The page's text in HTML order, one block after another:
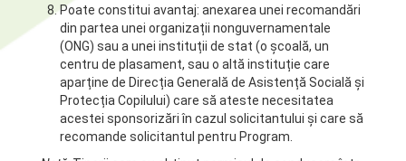
Poate constitui avantaj: anexarea unei recomandări
din partea unei organizații nonguvernamentale
(ONG) sau a unei instituții de stat (o școală, un
centru de plasament, sau o altă instituție care
aparține de Direcția Generală de Asistență Socială și
Protecția Copilului) care să ateste necesitatea
acestei sponsorizări în cazul solicitantului și care să
recomande solicitantul pentru Program.